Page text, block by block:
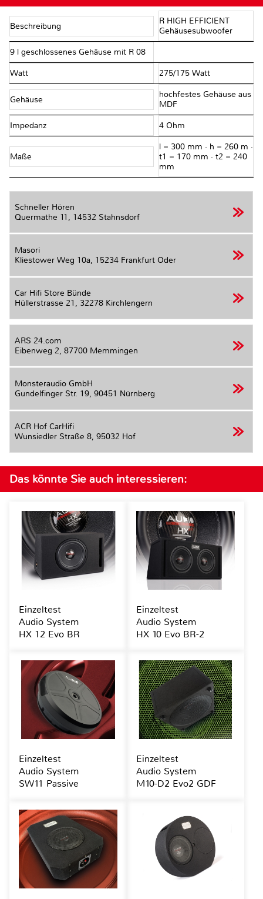
Beschreibung
R HIGH EFFICIENT
Gehäusesubwoofer
9 l geschlossenes Gehäuse mit R 08
Watt 275/175 Watt
Gehäuse
hochfestes Gehäuse aus
MDF
Impedanz 4 Ohm
Maße
l = 300 mm · h = 260 m ·
t1 = 170 mm · t2 = 240
mm
Schneller Hören
Quermathe 11, 14532 Stahnsdorf
Masori
Kliestower Weg 10a, 15234 Frankfurt Oder
Car Hifi Store Bünde
Hüllerstrasse 21, 32278 Kirchlengern
ARS 24.com
Eibenweg 2, 87700 Memmingen
Monsteraudio GmbH
Gundelfinger Str. 19, 90451 Nürnberg
ACR Hof CarHifi
Wunsiedler Straße 8, 95032 Hof
Das könnte Sie auch interessieren:
Einzeltest
Audio System
HX 12 Evo BR
Einzeltest
Audio System
HX 10 Evo BR-2
Einzeltest
Audio System
SW11 Passive
Einzeltest
Audio System
M10-D2 Evo2 GDF